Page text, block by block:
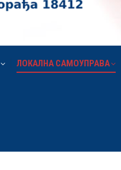
ЛОКАЛНА САМОУПРАВА